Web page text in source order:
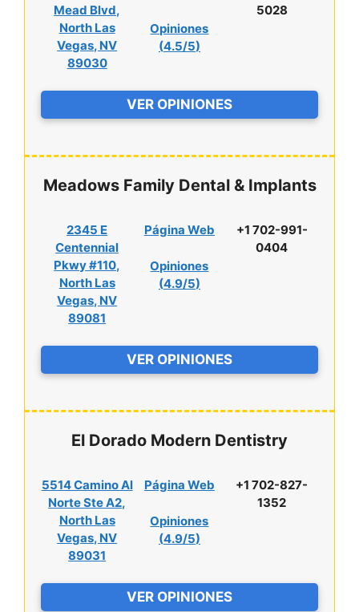
Mead Blvd,
North Las
Vegas, NV
89030
Opiniones
(4.5/5)
5028
VER OPINIONES
Meadows Family Dental & Implants
2345 E
Centennial
Pkwy #110,
North Las
Vegas, NV
89081
Página Web
Opiniones
(4.9/5)
+1 702-991-
0404
VER OPINIONES
El Dorado Modern Dentistry
5514 Camino Al
Norte Ste A2,
North Las
Vegas, NV
89031
Página Web
Opiniones
(4.9/5)
+1 702-827-
1352
VER OPINIONES